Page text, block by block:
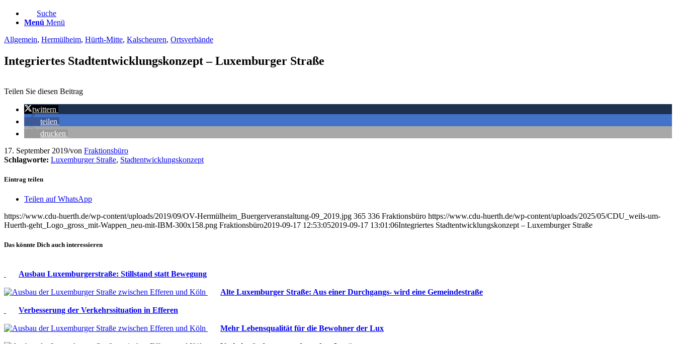
Suche
Menü Menü
Allgemein, Hermülheim, Hürth-Mitte, Kalscheuren, Ortsverbände
Integriertes Stadtentwicklungskonzept – Luxemburger Straße
Teilen Sie diesen Beitrag
twittern
teilen
drucken
17. September 2019/von Fraktionsbüro
Schlagworte: Luxemburger Straße, Stadtentwicklungskonzept
Eintrag teilen
Teilen auf WhatsApp
https://www.cdu-huerth.de/wp-content/uploads/2019/09/OV-Hermülheim_Buergerveranstaltung-09_2019.jpg 365 336 Fraktionsbüro https://www.cdu-huerth.de/wp-content/uploads/2025/05/CDU_weils-um-
Huerth-geht_Logo_gross_mit-Wappen_neu-mit-IBM-300x158.png Fraktionsbüro2019-09-17 12:53:052019-09-17 13:01:06Integriertes Stadtentwicklungskonzept – Luxemburger Straße
Das könnte Dich auch interessieren
Ausbau Luxemburgerstraße: Stillstand statt Bewegung
Alte Luxemburger Straße: Aus einer Durchgangs- wird eine Gemeindestraße
Verbesserung der Verkehrssituation in Efferen
Mehr Lebensqualität für die Bewohner der Lux